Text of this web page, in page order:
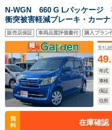
N-WGN 660 G Lパッケージ
衝突被害軽減ブレーキ・カー
CD/DVD再生・スマートキー&
シート・ルームクリーニング
販売店保証 車両品質評価書付 購入プラン
支払
49.
年式
車検
保証
住所
無
料
在庫確認